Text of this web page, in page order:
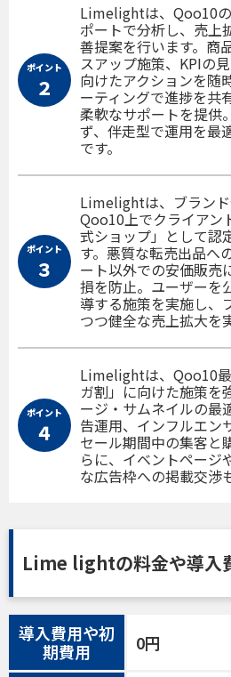
ポイント
２
Limelightは、Qoo10
ポートで分析し、売上
善提案を行います。商
スアップ施策、KPIの
向けたアクションを随
ーティングで進捗を共
柔軟なサポートを提供
ず、伴走型で運用を最
です。
ポイント
３
Limelightは、ブランド
Qoo10上でクライアン
式ショップ」として認
す。悪質な転売出品へ
ート以外での安価販売
損を防止。ユーザーを
導する施策を実施し、
つつ健全な売上拡大を
ポイント
４
Limelightは、Qoo10
ガ割」に向けた施策を
ージ・サムネイルの最
告運用、インフルエン
セール期間中の集客と
らに、イベントページ
な広告枠への掲載交渉
Lime lightの料金や導入
導入費用や初
期費用
0円